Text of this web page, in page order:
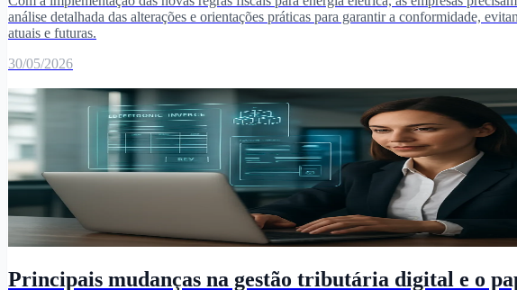
análise detalhada das alterações e orientações práticas para garantir a conformidade,
atuais e futuras.
30/05/2026
Principais mudanças na gestão tributária digital e o